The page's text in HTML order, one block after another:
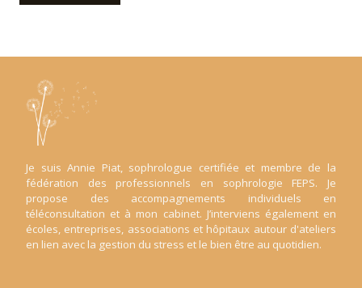
Je suis Annie Piat, sophrologue certifiée et membre de la
fédération des professionnels en sophrologie FEPS. Je
propose des accompagnements individuels en
téléconsultation et à mon cabinet. J’interviens également en
écoles, entreprises, associations et hôpitaux autour d'ateliers
en lien avec la gestion du stress et le bien être au quotidien.